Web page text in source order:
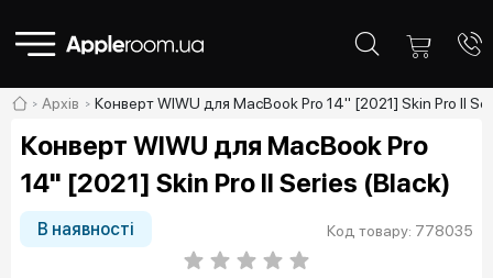
Архів Конверт WIWU для MacBook Pro 14" [2021] Skin Pro II
Конверт WIWU для MacBook Pro
14" [2021] Skin Pro II Series (Black)
В наявності Код товару: 778035